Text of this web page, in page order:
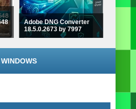
Adobe DNG Converter
18.5.0.2673 by 7997